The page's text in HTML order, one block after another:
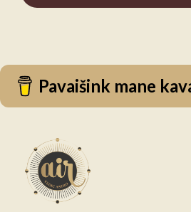
Pavaišink mane